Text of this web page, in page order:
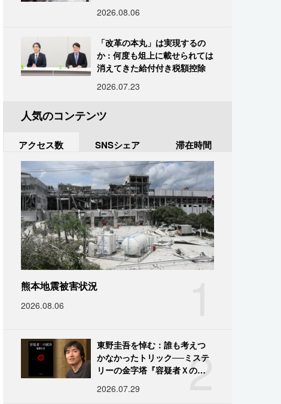
2026.08.06
「改革の本丸」は実現するの
か : 何度も俎上に載せられては
消えてきた給付付き税額控除
2026.07.23
人気のコンテンツ
アクセス数 SNSシェア 滞在時間
熊本地震被害状況
2026.08.06
2
東野圭吾を悼む：誰も考えつ
かなかったトリック──ミステ
リーの金字塔『容疑者Ｘの献
2026.07.29